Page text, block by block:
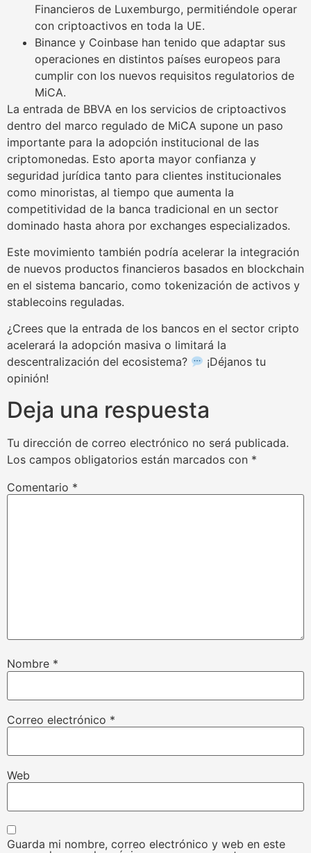
Financieros de Luxemburgo, permitiéndole operar
con criptoactivos en toda la UE.
Binance y Coinbase han tenido que adaptar sus
operaciones en distintos países europeos para
cumplir con los nuevos requisitos regulatorios de
MiCA.
La entrada de BBVA en los servicios de criptoactivos
dentro del marco regulado de MiCA supone un paso
importante para la adopción institucional de las
criptomonedas. Esto aporta mayor confianza y
seguridad jurídica tanto para clientes institucionales
como minoristas, al tiempo que aumenta la
competitividad de la banca tradicional en un sector
dominado hasta ahora por exchanges especializados.
Este movimiento también podría acelerar la integración
de nuevos productos financieros basados en blockchain
en el sistema bancario, como tokenización de activos y
stablecoins reguladas.
¿Crees que la entrada de los bancos en el sector cripto
acelerará la adopción masiva o limitará la
descentralización del ecosistema?
¡Déjanos tu
opinión!
Deja una respuesta
Tu dirección de correo electrónico no será publicada.
Los campos obligatorios están marcados con *
Comentario *
Nombre *
Correo electrónico *
Web
Guarda mi nombre, correo electrónico y web en este